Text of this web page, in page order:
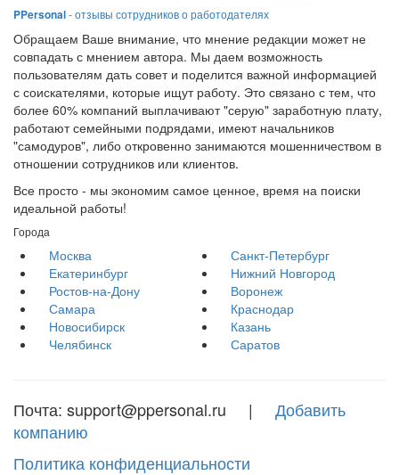
PPersonal- отзывы сотрудников о работодателях
Обращаем Ваше внимание, что мнение редакции может не
совпадать с мнением автора. Мы даем возможность
пользователям дать совет и поделится важной информацией
с соискателями, которые ищут работу. Это связано с тем, что
более 60% компаний выплачивают "серую" заработную плату,
работают семейными подрядами, имеют начальников
"самодуров", либо откровенно занимаются мошенничеством в
отношении сотрудников или клиентов.
Все просто - мы экономим самое ценное, время на поиски
идеальной работы!
Города
Москва
Санкт-Петербург
Екатеринбург
Нижний Новгород
Ростов-на-Дону
Воронеж
Самара
Краснодар
Новосибирск
Казань
Челябинск
Саратов
Почта: support@ppersonal.ru | Добавить
компанию
Политика конфиденциальности